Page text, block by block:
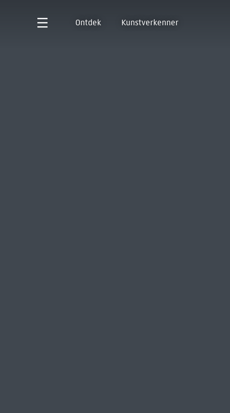
Ontdek Kunstverkenner